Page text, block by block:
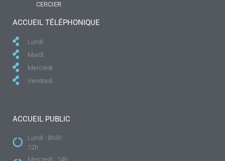
CERCIER
ACCUEIL TÉLÉPHONIQUE
Lundi
Mardi
Mercredi
Vendredi
ACCUEIL PUBLIC
Lundi : 8h30 -
12h
Mercredi : 14h